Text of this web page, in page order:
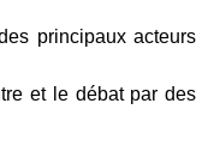
principaux acteurs
et le débat par des